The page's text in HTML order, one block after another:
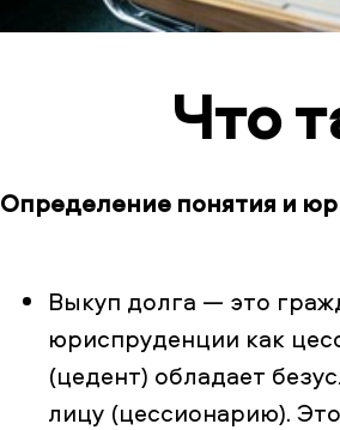
Что
Определение понятия и
Выкуп долга — это
юриспруденции как
(цедент) обладает
лицу (цессионарию).